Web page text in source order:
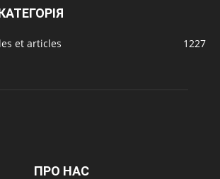
et articles 1227
ПРО НАС